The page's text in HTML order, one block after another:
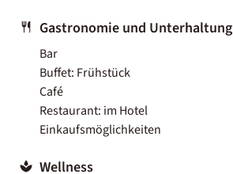
Gastronomie und Unterhaltung
Bar
Buffet: Frühstück
Café
Restaurant: im Hotel
Einkaufsmöglichkeiten
Wellness